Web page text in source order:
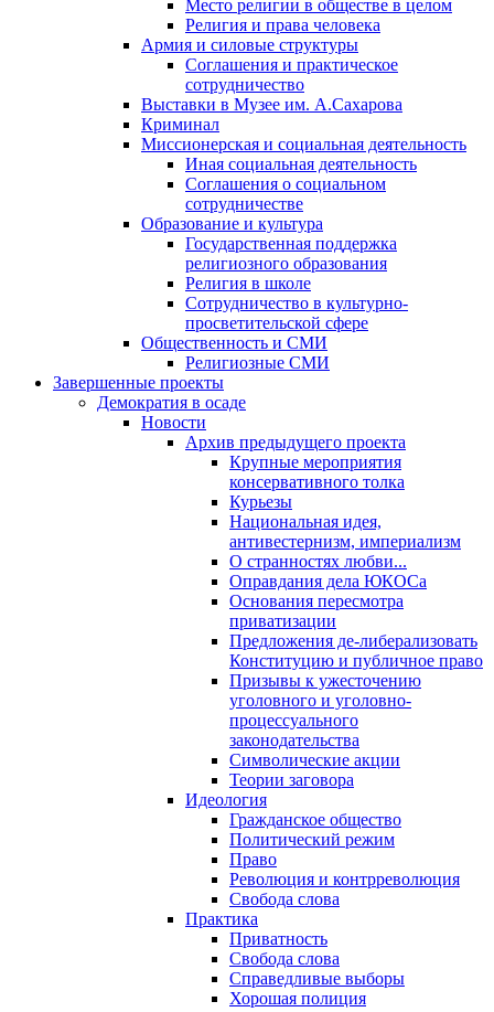
Место религии в обществе в целом
Религия и права человека
Армия и силовые структуры
Соглашения и практическое
сотрудничество
Выставки в Музее им. А.Сахарова
Криминал
Миссионерская и социальная деятельность
Иная социальная деятельность
Соглашения о социальном
сотрудничестве
Образование и культура
Государственная поддержка
религиозного образования
Религия в школе
Сотрудничество в культурно-
просветительской сфере
Общественность и СМИ
Религиозные СМИ
Завершенные проекты
Демократия в осаде
Новости
Архив предыдущего проекта
Крупные мероприятия
консервативного толка
Курьезы
Национальная идея,
антивестернизм, империализм
О странностях любви...
Оправдания дела ЮКОСа
Основания пересмотра
приватизации
Предложения де-либерализовать
Конституцию и публичное право
Призывы к ужесточению
уголовного и уголовно-
процессуального
законодательства
Символические акции
Теории заговора
Идеология
Гражданское общество
Политический режим
Право
Революция и контрреволюция
Свобода слова
Практика
Приватность
Свобода слова
Справедливые выборы
Хорошая полиция